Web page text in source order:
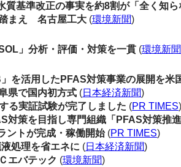
基準改正の事実を約8割が「全く知ら
まえ 名古屋工大 (環境新聞)
」分析・評価・対策を一貫 (環境新聞
活用したPFAS対策事業の展開を米
県で国内初方式 (日本経済新聞)
実証試験が完了しました (PR TIMES)
策を目指し専門組織「PFAS対策推
ントが完成・稼働開始(PR TIMES)
処理を省エネに (日本経済新聞)
エバテック (環境新聞)